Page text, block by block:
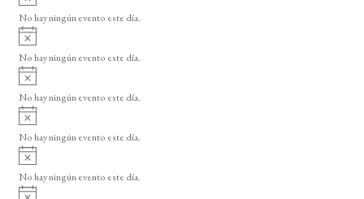
o
v
i
o
No hay ningún evento este día.
A
v
i
o
No hay ningún evento este día.
A
v
i
o
No hay ningún evento este día.
A
v
i
o
No hay ningún evento este día.
A
v
i
No hay ningún evento este día.
A